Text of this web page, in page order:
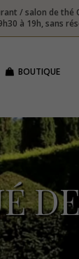
/ salon de thé
à 19h, sans
BOUTIQUE